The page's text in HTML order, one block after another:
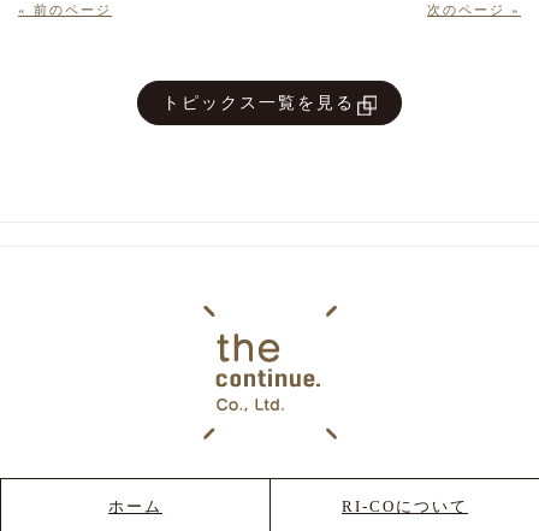
« 前のページ 次のページ »
トピックス一覧を見る
ホーム RI-COについて